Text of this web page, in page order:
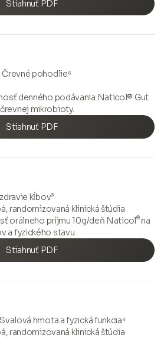
Stiahnuť PDF
pohodlie⁶
denného podávania Naticol® Gut
mikrobioty.
Stiahnuť PDF
kĺbov³
randomizovaná klinická štúdia
orálneho príjmu 10g/deň Naticol®na
a fyzického stavu.
Stiahnuť PDF
hmota a fyzická funkcia⁴
randomizovaná klinická štúdia